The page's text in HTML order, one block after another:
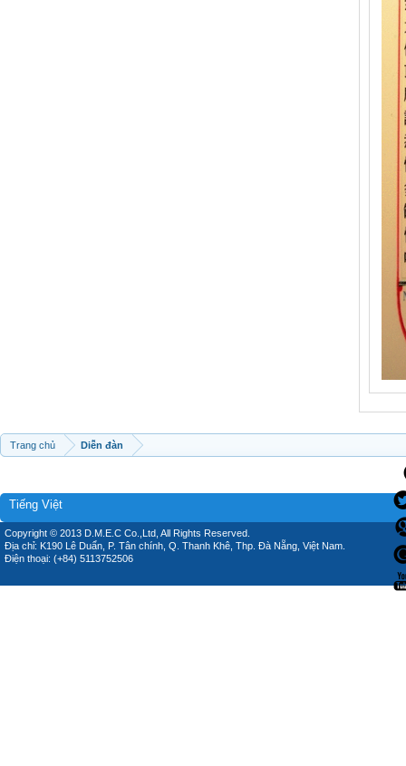
Trang chủ Diễn đàn
Tiếng Việt
Copyright © 2013 D.M.E.C Co.,Ltd, All Rights Reserved.
Địa chỉ: K190 Lê Duẩn, P. Tân chính, Q. Thanh Khê, Thp. Đà Nẵng, Việt Nam.
Điện thoại: (+84) 5113752506